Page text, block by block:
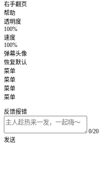
右手翻页
帮助
透明度
100%
速度
100%
弹幕头像
恢复默认
菜单
菜单
菜单
菜单
反馈报错
0/20
发送